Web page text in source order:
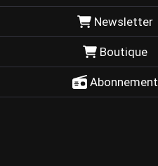
Newsletter
Boutique
Abonnement